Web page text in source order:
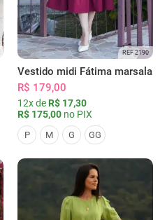
REF 2190
Vestido midi Fátima marsala
R$ 179,00
12x de R$ 17,30
R$ 175,00 no PIX
P M G GG